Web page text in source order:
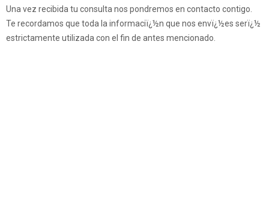
Una vez recibida tu consulta nos pondremos en contacto contigo.
Te recordamos que toda la informaciï¿½n que nos envï¿½es serï¿½
estrictamente utilizada con el fin de antes mencionado.